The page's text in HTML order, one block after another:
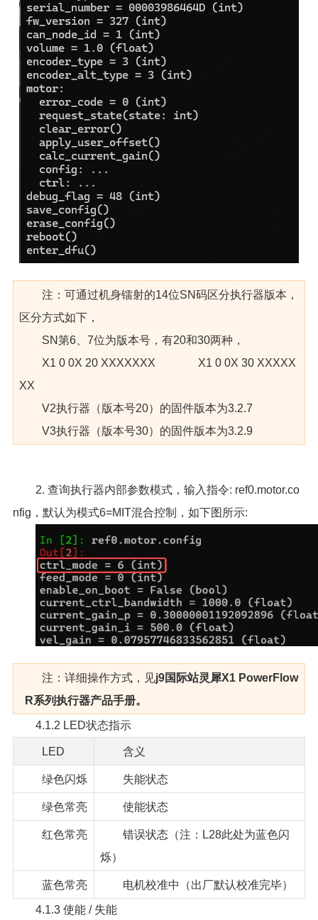
注：可通过机身镭射的14位SN码区分执行器版本，
区分方式如下，
SN第6、7位为版本号，有20和30两种，
X1 0 0X 20 XXXXXXX X1 0 0X 30 XXXXX
XX
V2执行器（版本号20）的固件版本为3.2.7
V3执行器（版本号30）的固件版本为3.2.9
2. 查询执行器内部参数模式，输入指令: ref0.motor.co
nfig，默认为模式6=MIT混合控制，如下图所示:
注：详细操作方式，见j9国际站灵犀X1 PowerFlow
R系列执行器产品手册。
4.1.2 LED状态指示
LED 含义
绿色闪烁 失能状态
绿色常亮 使能状态
红色常亮
错误状态（注：L28此处为蓝色闪
烁）
蓝色常亮 电机校准中（出厂默认校准完毕）
4.1.3 使能 / 失能